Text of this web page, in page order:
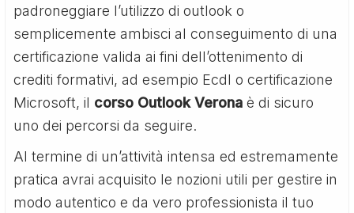
padroneggiare l’utilizzo di outlook o
semplicemente ambisci al conseguimento di una
certificazione valida ai fini dell’ottenimento di
crediti formativi, ad esempio Ecdl o certificazione
Microsoft, il corso Outlook Verona è di sicuro
uno dei percorsi da seguire.
Al termine di un’attività intensa ed estremamente
pratica avrai acquisito le nozioni utili per gestire in
modo autentico e da vero professionista il tuo